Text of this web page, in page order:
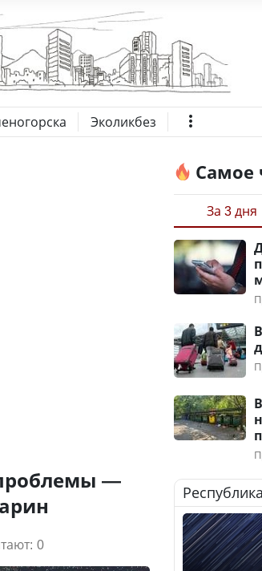
Эколикбез
—
0
Самое
За 3 дня
Республика